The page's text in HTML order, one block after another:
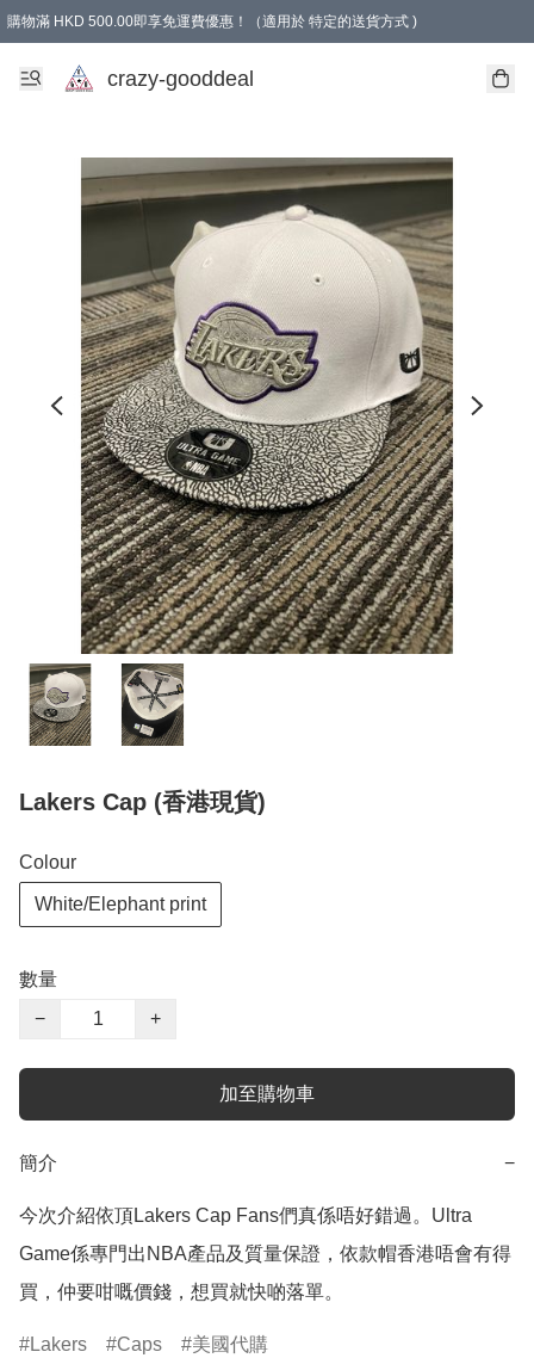
購物滿 HKD 500.00即享免運費優惠！（適用於 特定的送貨方式 )
成為會員可享免費禮品
crazy-gooddeal
Lakers Cap (香港現貨)
Colour
White/Elephant print
數量
−
+
加至購物車
簡介 −
今次介紹依頂Lakers Cap Fans們真係唔好錯過。Ultra
Game係專門出NBA產品及質量保證，依款帽香港唔會有得
買，仲要咁嘅價錢，想買就快啲落單。
Lakers Caps 美國代購